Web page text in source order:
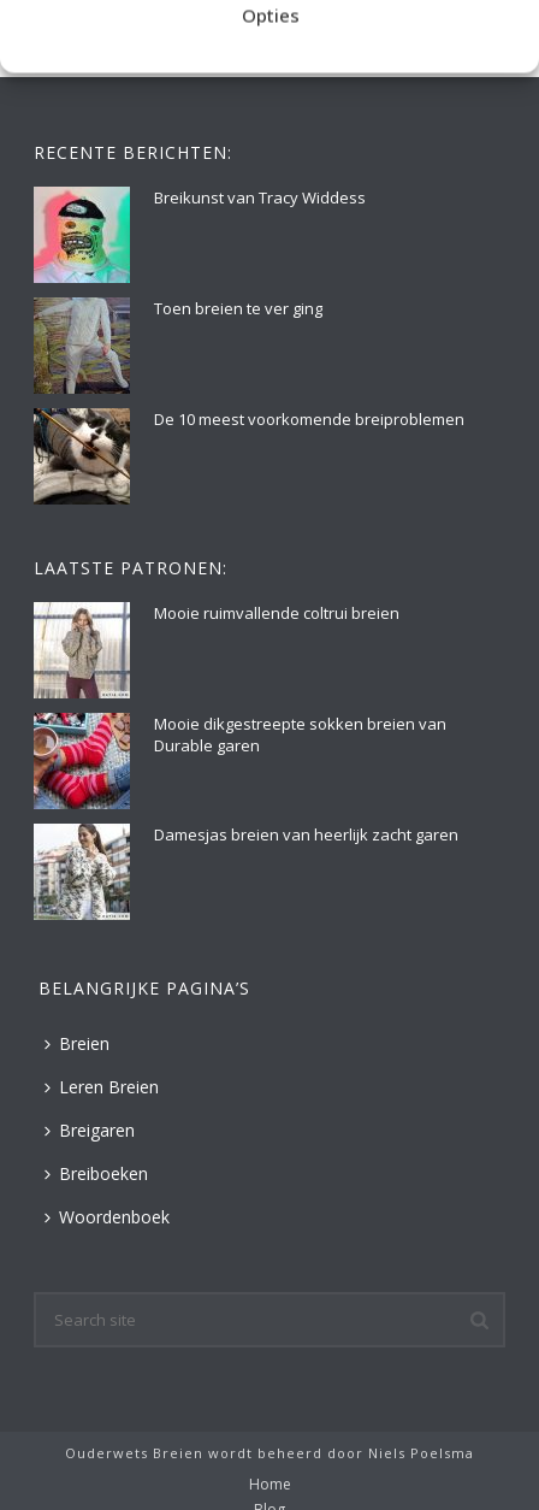
Opties
RECENTE BERICHTEN:
Breikunst van Tracy Widdess
Toen breien te ver ging
De 10 meest voorkomende breiproblemen
LAATSTE PATRONEN:
Mooie ruimvallende coltrui breien
Mooie dikgestreepte sokken breien van
Durable garen
Damesjas breien van heerlijk zacht garen
BELANGRIJKE PAGINA’S
Breien
Leren Breien
Breigaren
Breiboeken
Woordenboek
Ouderwets Breien wordt beheerd door Niels Poelsma
Home